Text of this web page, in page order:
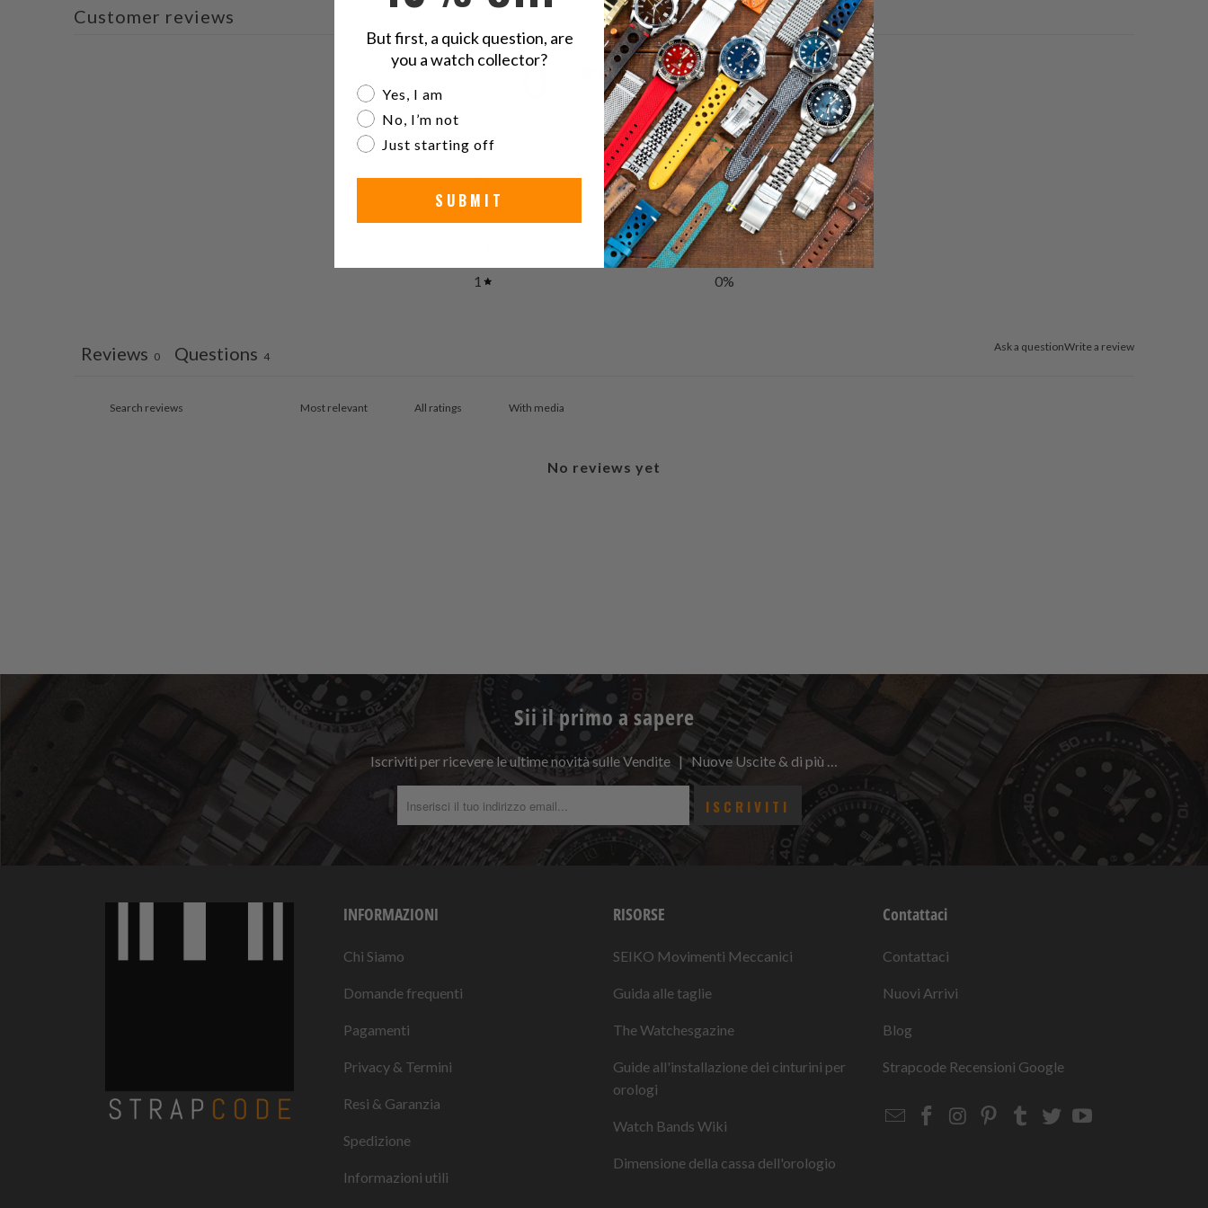
Customer reviews
0 0 reviews
5 0%
4
0%
0%
0%
1
0%
Ask a questionWrite a review
Reviews 0 Questions 4
With media
No reviews yet
Sii il primo a sapere
Iscriviti per ricevere le ultime novità sulle Vendite | Nuove Uscite & di più …
INFORMAZIONI
Chi Siamo
Domande frequenti
Pagamenti
Privacy & Termini
Resi & Garanzia
Spedizione
Informazioni utili
RISORSE
SEIKO Movimenti Meccanici
Guida alle taglie
The Watchesgazine
Guide all'installazione dei cinturini per
orologi
Watch Bands Wiki
Dimensione della cassa dell'orologio
Contattaci
Contattaci
Nuovi Arrivi
Blog
Strapcode Recensioni Google
EmailStrapcode
Strapcode
Strapcode
Strapcode
Strapcode
But first, a quick question, are
you a watch collector?
Are you a watch collector?
Yes, I am
No, I’m not
Just starting off
SUBMIT